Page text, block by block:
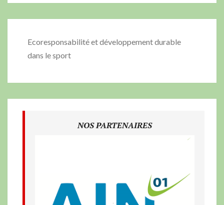
Ecoresponsabilité et développement durable
dans le sport
NOS PARTENAIRES